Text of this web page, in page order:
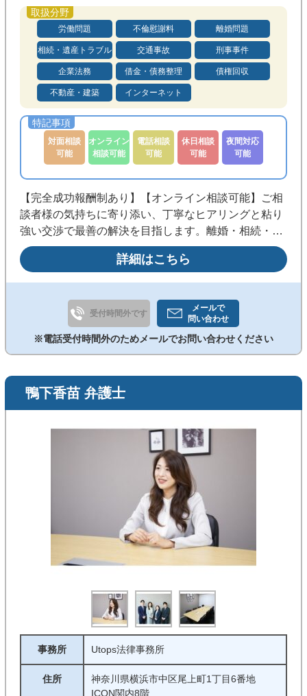
オンライン相談可能 電話相談可能
休日相談可能 夜間対応可能
メール相談可能 後払い可能
分割払い可能 法テラス利用可
労働問題 不倫慰謝料 離婚問題
相続・遺産トラブル 交通事故 刑事事件
企業法務 借金・債務整理 債権回収
不動産・建築 インターネット
対面相談
可能
オンライン
相談可能
電話相談
可能
休日相談
可能
夜間対応
可能
【完全成功報酬制あり】【オンライン相談可能】ご相
談者様の気持ちに寄り添い、丁寧なヒアリングと粘り
強い交渉で最善の解決を目指します。離婚・相続・不
動産・労働・刑事事件まで幅広く対応。早期相談で解
決の選択肢を広げます。まずはお気軽にご相談くださ
い。
詳細はこちら
受付時間外です
メールで
問い合わせ
※電話受付時間外のためメールでお問い合わせください
鴨下香苗 弁護士
事務所 Utops法律事務所
住所
神奈川県横浜市中区尾上町1丁目6番地
ICON関内8階